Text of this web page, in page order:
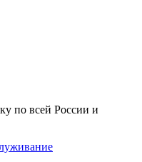
по всей России и